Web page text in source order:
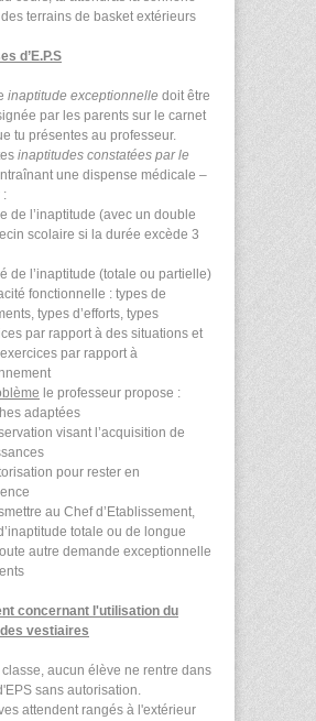
terrains de basket extérieurs
d’E.P.S
inaptitude exceptionnelle doit être
par les parents sur le carnet
tu présentes au professeur.
inaptitudes constatées par le
une dispense médicale –
:
de l’inaptitude (avec un double
scolaire si la durée excède 3
de l’inaptitude (totale ou partielle)
fonctionnelle : types de
types d’efforts, types
par rapport à des situations et
par rapport à
le professeur propose :
adaptées
visant l’acquisition de
pour rester en
au Chef d’Etablissement,
totale ou de longue
autre demande exceptionnelle
concernant l'utilisation du
vestiaires
aucun élève ne rentre dans
sans autorisation.
attendent rangés à l'extérieur